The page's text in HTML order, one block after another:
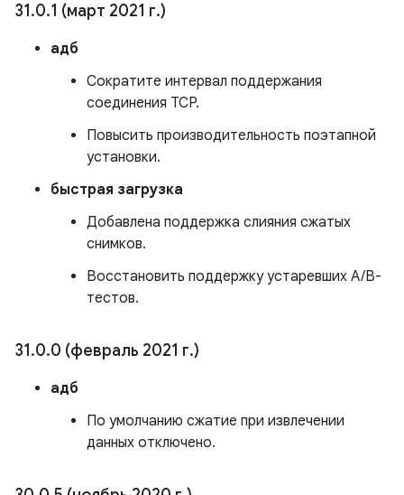
31.0.1 (март 2021 г.)
адб
Сократите интервал поддержания
соединения TCP.
Повысить производительность поэтапной
установки.
быстрая загрузка
Добавлена ​​поддержка слияния сжатых
снимков.
Восстановить поддержку устаревших A/B-
тестов.
31.0.0 (февраль 2021 г.)
адб
По умолчанию сжатие при извлечении
данных отключено.